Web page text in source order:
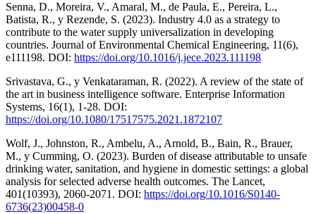
Senna, D., Moreira, V., Amaral, M., de Paula, E., Pereira, L.,
Batista, R., y Rezende, S. (2023). Industry 4.0 as a strategy to
contribute to the water supply universalization in developing
countries. Journal of Environmental Chemical Engineering, 11(6),
e111198. DOI: https://doi.org/10.1016/j.jece.2023.111198
Srivastava, G., y Venkataraman, R. (2022). A review of the state of
the art in business intelligence software. Enterprise Information
Systems, 16(1), 1-28. DOI:
https://doi.org/10.1080/17517575.2021.1872107
Wolf, J., Johnston, R., Ambelu, A., Arnold, B., Bain, R., Brauer,
M., y Cumming, O. (2023). Burden of disease attributable to unsafe
drinking water, sanitation, and hygiene in domestic settings: a global
analysis for selected adverse health outcomes. The Lancet,
401(10393), 2060-2071. DOI: https://doi.org/10.1016/S0140-
6736(23)00458-0